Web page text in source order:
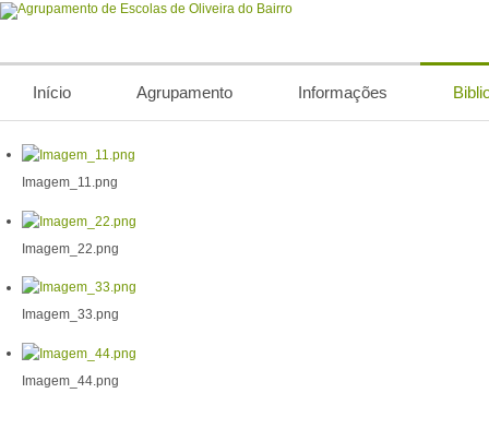
Início Agrupamento Informações
Imagem_11.png
Imagem_22.png
Imagem_33.png
Imagem_44.png